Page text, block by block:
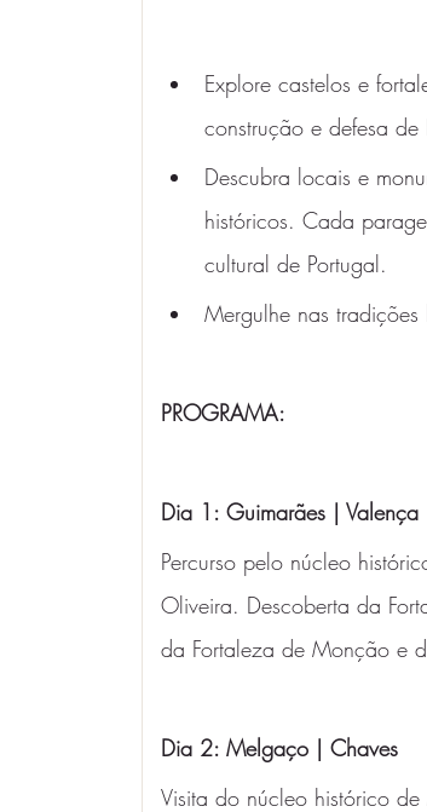
Explore castelos e
construção e defesa de
Descubra locais e
históricos. Cada
cultural de Portugal.
Mergulhe nas
PROGRAMA:
Dia 1: Guimarães |
Percurso pelo núcleo
Oliveira. Descoberta da
da Fortaleza de Monção e
Dia 2: Melgaço | Chaves
Visita do núcleo histórico